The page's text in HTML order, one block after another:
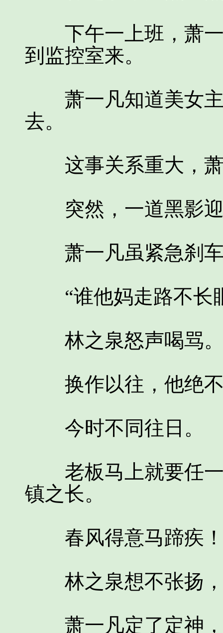
下午一上班，萧一
到监控室来。
萧一凡知道美女主
去。
这事关系重大，萧
突然，一道黑影迎
萧一凡虽紧急刹车
“谁他妈走路不长
林之泉怒声喝骂
换作以往，他绝不
今时不同往日。
老板马上就要任一
镇之长。
春风得意马蹄疾
林之泉想不张扬，
萧一凡定了定神，